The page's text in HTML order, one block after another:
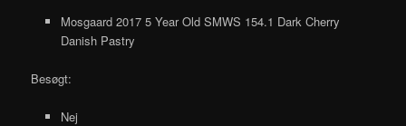
Mosgaard 2017 5 Year Old SMWS 154.1 Dark Cherry
Danish Pastry
Besøgt:
Nej